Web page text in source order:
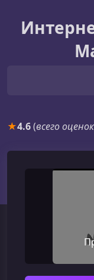
★4.6(всего оценок